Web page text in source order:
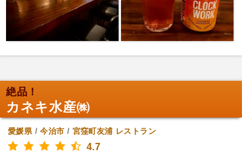
絶品！
カネキ水産㈱
愛媛県/今治市 / 宮窪町友浦 レストラン
4.7